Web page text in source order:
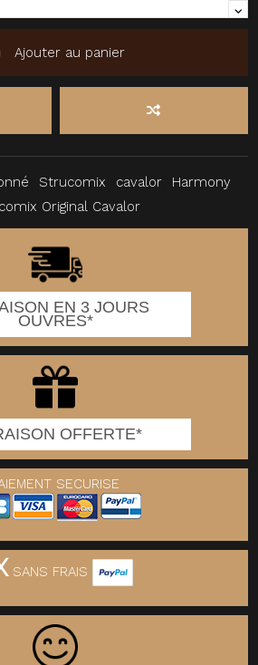
Ajouter au panier
Strucomix cavalor
Harmony
Original Cavalor
EN 3 JOURS
OUVRES*
OFFERTE*
SECURISE
SANS FRAIS